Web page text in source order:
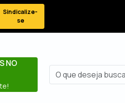
Sindicalize-
se
NO